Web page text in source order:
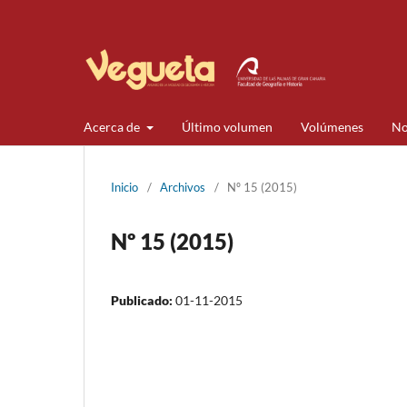
Acerca de Último volumen Volúmenes
Inicio / Archivos / Nº 15 (2015)
Nº 15 (2015)
Publicado: 01-11-2015